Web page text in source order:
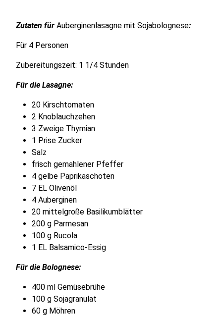
Zutaten für Auberginenlasagne mit Sojabolognese:
Für 4 Personen
Zubereitungszeit: 1 1/4 Stunden
Für die Lasagne:
20 Kirschtomaten
2 Knoblauchzehen
3 Zweige Thymian
1 Prise Zucker
Salz
frisch gemahlener Pfeffer
4 gelbe Paprikaschoten
7 EL Olivenöl
4 Auberginen
20 mittelgroße Basilikumblätter
200 g Parmesan
100 g Rucola
1 EL Balsamico-Essig
Für die Bolognese:
400 ml Gemüsebrühe
100 g Sojagranulat
60 g Möhren